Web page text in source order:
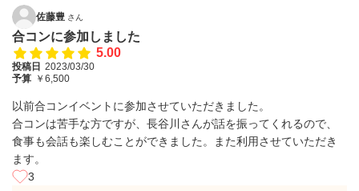
佐藤豊 さん
合コンに参加しました
5.00
投稿日 2023/03/30
予算 ￥6,500
以前合コンイベントに参加させていただきました。
合コンは苦手な方ですが、長谷川さんが話を振ってくれるので、
食事も会話も楽しむことができました。また利用させていただき
ます。
3